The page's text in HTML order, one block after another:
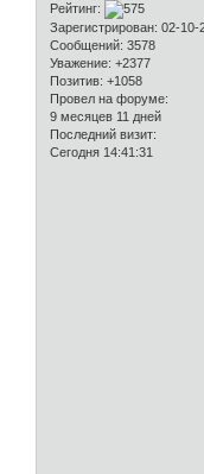
Рейтинг:
Зарегистрирован: 02-10-
Сообщений: 3578
Уважение: +2377
Позитив: +1058
Провел на форуме:
9 месяцев 11 дней
Последний визит:
Сегодня 14:41:31